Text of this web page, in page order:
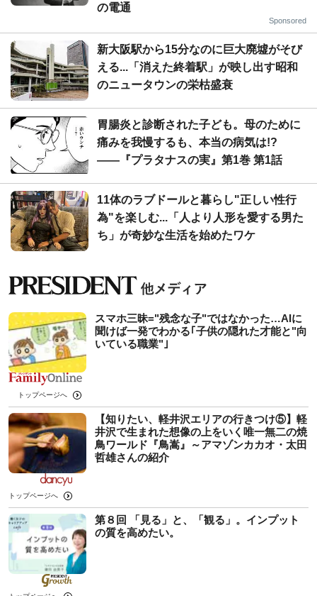
の電通
Sponsored
新大阪駅から15分なのに巨大廃墟がそび
える...「消えた終着駅」が映し出す昭和
のニュータウンの栄枯盛衰
胃腸炎と診断された子ども。母のために
痛みを我慢するも、本当の病気は!?
――『プラタナスの実』第1巻 第1話
11体のラブドールと暮らし"正しい性行
為"を楽しむ...「人より人形を愛する男た
ち」が奇妙な生活を始めたワケ
スマホ三昧="残念な子"ではなかった…AIに
聞けば一発でわかる｢子供の隠れた才能と"向
いている職業"｣
トップページへ
【知りたい、軽井沢エリアの行きつけ⑤】軽
井沢で生まれた想像の上をいく唯一無二の焼
鳥ワールド『鳥嵩』～アマゾンカカオ・太田
哲雄さんの紹介
トップページへ
第８回 「見る」と、「観る」。インプット
の質を高めたい。